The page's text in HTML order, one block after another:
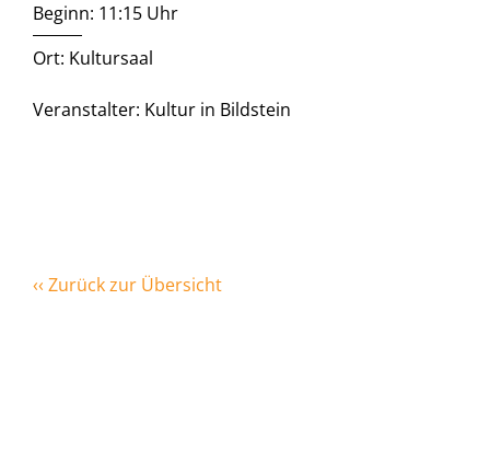
Beginn: 11:15 Uhr
Ort: Kultursaal
Veranstalter: Kultur in Bildstein
‹‹ Zurück zur Übersicht